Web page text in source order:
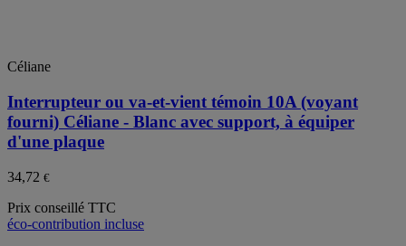
Céliane
Interrupteur ou va-et-vient témoin 10A (voyant
fourni) Céliane - Blanc avec support, à équiper
d'une plaque
34,72 €
Prix conseillé TTC
éco-contribution incluse